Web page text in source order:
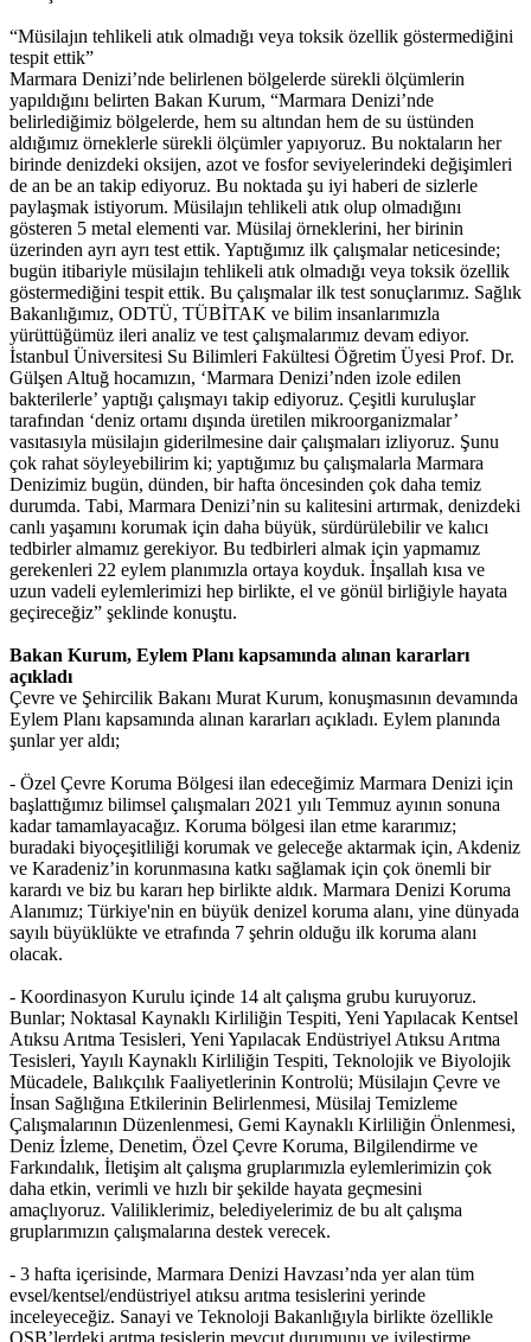
“Müsilajın tehlikeli atık olmadığı veya toksik özellik göstermediğini
tespit ettik”
Marmara Denizi’nde belirlenen bölgelerde sürekli ölçümlerin
yapıldığını belirten Bakan Kurum, “Marmara Denizi’nde
belirlediğimiz bölgelerde, hem su altından hem de su üstünden
aldığımız örneklerle sürekli ölçümler yapıyoruz. Bu noktaların her
birinde denizdeki oksijen, azot ve fosfor seviyelerindeki değişimleri
de an be an takip ediyoruz. Bu noktada şu iyi haberi de sizlerle
paylaşmak istiyorum. Müsilajın tehlikeli atık olup olmadığını
gösteren 5 metal elementi var. Müsilaj örneklerini, her birinin
üzerinden ayrı ayrı test ettik. Yaptığımız ilk çalışmalar neticesinde;
bugün itibariyle müsilajın tehlikeli atık olmadığı veya toksik özellik
göstermediğini tespit ettik. Bu çalışmalar ilk test sonuçlarımız. Sağlık
Bakanlığımız, ODTÜ, TÜBİTAK ve bilim insanlarımızla
yürüttüğümüz ileri analiz ve test çalışmalarımız devam ediyor.
İstanbul Üniversitesi Su Bilimleri Fakültesi Öğretim Üyesi Prof. Dr.
Gülşen Altuğ hocamızın, ‘Marmara Denizi’nden izole edilen
bakterilerle’ yaptığı çalışmayı takip ediyoruz. Çeşitli kuruluşlar
tarafından ‘deniz ortamı dışında üretilen mikroorganizmalar’
vasıtasıyla müsilajın giderilmesine dair çalışmaları izliyoruz. Şunu
çok rahat söyleyebilirim ki; yaptığımız bu çalışmalarla Marmara
Denizimiz bugün, dünden, bir hafta öncesinden çok daha temiz
durumda. Tabi, Marmara Denizi’nin su kalitesini artırmak, denizdeki
canlı yaşamını korumak için daha büyük, sürdürülebilir ve kalıcı
tedbirler almamız gerekiyor. Bu tedbirleri almak için yapmamız
gerekenleri 22 eylem planımızla ortaya koyduk. İnşallah kısa ve
uzun vadeli eylemlerimizi hep birlikte, el ve gönül birliğiyle hayata
geçireceğiz” şeklinde konuştu.
Bakan Kurum, Eylem Planı kapsamında alınan kararları
açıkladı
Çevre ve Şehircilik Bakanı Murat Kurum, konuşmasının devamında
Eylem Planı kapsamında alınan kararları açıkladı. Eylem planında
şunlar yer aldı;
- Özel Çevre Koruma Bölgesi ilan edeceğimiz Marmara Denizi için
başlattığımız bilimsel çalışmaları 2021 yılı Temmuz ayının sonuna
kadar tamamlayacağız. Koruma bölgesi ilan etme kararımız;
buradaki biyoçeşitliliği korumak ve geleceğe aktarmak için, Akdeniz
ve Karadeniz’in korunmasına katkı sağlamak için çok önemli bir
karardı ve biz bu kararı hep birlikte aldık. Marmara Denizi Koruma
Alanımız; Türkiye'nin en büyük denizel koruma alanı, yine dünyada
sayılı büyüklükte ve etrafında 7 şehrin olduğu ilk koruma alanı
olacak.
- Koordinasyon Kurulu içinde 14 alt çalışma grubu kuruyoruz.
Bunlar; Noktasal Kaynaklı Kirliliğin Tespiti, Yeni Yapılacak Kentsel
Atıksu Arıtma Tesisleri, Yeni Yapılacak Endüstriyel Atıksu Arıtma
Tesisleri, Yayılı Kaynaklı Kirliliğin Tespiti, Teknolojik ve Biyolojik
Mücadele, Balıkçılık Faaliyetlerinin Kontrolü; Müsilajın Çevre ve
İnsan Sağlığına Etkilerinin Belirlenmesi, Müsilaj Temizleme
Çalışmalarının Düzenlenmesi, Gemi Kaynaklı Kirliliğin Önlenmesi,
Deniz İzleme, Denetim, Özel Çevre Koruma, Bilgilendirme ve
Farkındalık, İletişim alt çalışma gruplarımızla eylemlerimizin çok
daha etkin, verimli ve hızlı bir şekilde hayata geçmesini
amaçlıyoruz. Valiliklerimiz, belediyelerimiz de bu alt çalışma
gruplarımızın çalışmalarına destek verecek.
- 3 hafta içerisinde, Marmara Denizi Havzası’nda yer alan tüm
evsel/kentsel/endüstriyel atıksu arıtma tesislerini yerinde
inceleyeceğiz. Sanayi ve Teknoloji Bakanlığıyla birlikte özellikle